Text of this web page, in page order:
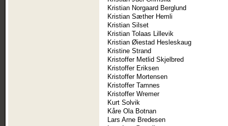
Kristian Norgaard Berglund
Kristian Sæther Hemli
Kristian Silset
Kristian Tolaas Lillevik
Kristian Øiestad Hesleskaug
Kristine Strand
Kristoffer Metlid Skjelbred
Kristoffer Eriksen
Kristoffer Mortensen
Kristoffer Tamnes
Kristoffer Wremer
Kurt Solvik
Kåre Ola Botnan
Lars Arne Bredesen